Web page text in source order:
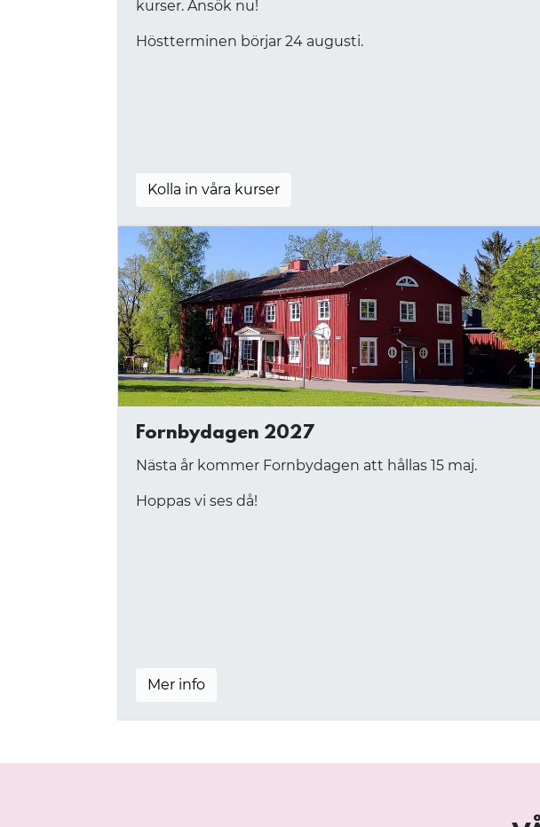
kurser. Ansök nu!
Höstterminen börjar 24 augusti.
Kolla in våra kurser
Fornbydagen 2027
Nästa år kommer Fornbydagen att hållas 15 maj.
Hoppas vi ses då!
Mer info